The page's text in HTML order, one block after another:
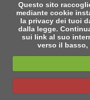
Questo sito
mediante cookie
la privacy dei tuoi
dalla legge.
sui link al suo
verso il